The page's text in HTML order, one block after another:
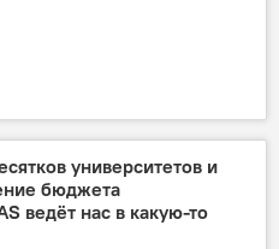
университетов и
бюджета
ведёт нас в какую-то